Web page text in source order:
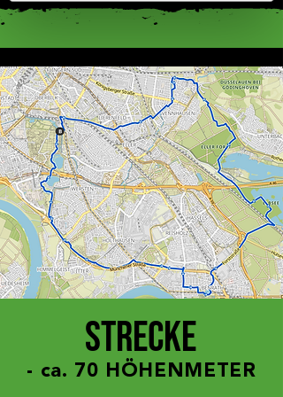
und Anzeigen zu personalisieren,
Funktionen für soziale Medien anbieten
zu können und die Zugriffe auf unsere
Website zu analysieren. Außerdem
geben wir Informationen zu Ihrer
Verwendung unserer Website an
unsere Partner für soziale Medien,
Werbung und Analysen weiter. Unsere
Partner führen diese Informationen
möglicherweise mit weiteren Daten
zusammen, die Sie ihnen bereitgestellt
haben oder die sie im Rahmen Ihrer
Nutzung der Dienste gesammelt
Strecke
- ca. 70 HÖHENMETER